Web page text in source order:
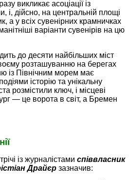
викликає асоціації із
і, дійсно, на центральній площі
а у всіх сувенірних крамничках
варіанти сувенірів на цю
до десяти найбільших міст
розташуванню на берегах
із Північним морем має
історію та унікальну
розмістили ключ, і місцеві
— це ворота в світ, а Бремен
із журналістами співвласник
Драйєр зазначив: